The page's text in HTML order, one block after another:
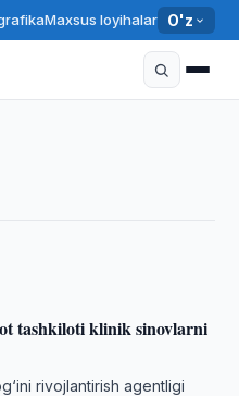
Maxsus loyihalar O'z
tashkiloti klinik sinovlarni
rivojlantirish agentligi